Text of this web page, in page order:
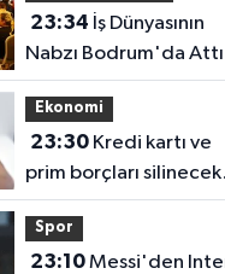
23:34
Nabzı Bodrum'da Attı
Ekonomi
23:30Kredi kartı ve
prim borçları silinecek
mi? Gözler TBMM'ye
çevrildi
Spor
23:10Messi'den Inter